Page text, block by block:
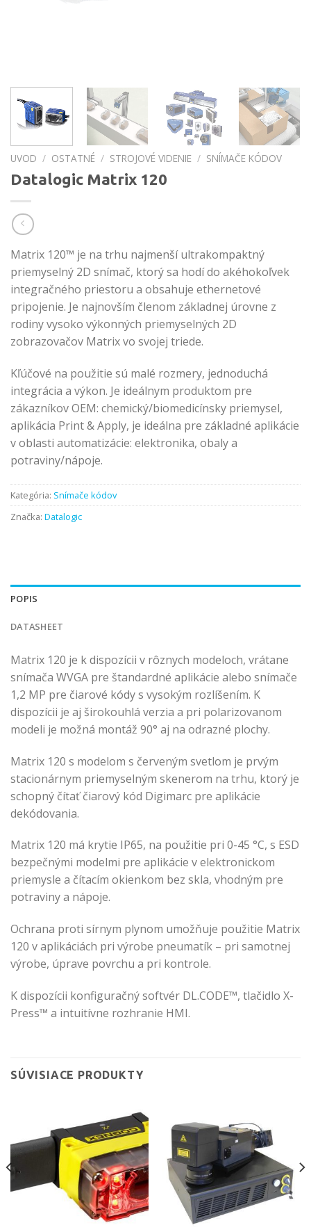
UVOD / OSTATNÉ / STROJOVÉ VIDENIE / SNÍMAČE KÓDOV
Datalogic Matrix 120
Matrix 120™ je na trhu najmenší ultrakompaktný
priemyselný 2D snímač, ktorý sa hodí do akéhokoľvek
integračného priestoru a obsahuje ethernetové
pripojenie. Je najnovším členom základnej úrovne z
rodiny vysoko výkonných priemyselných 2D
zobrazovačov Matrix vo svojej triede.
Kľúčové na použitie sú malé rozmery, jednoduchá
integrácia a výkon. Je ideálnym produktom pre
zákazníkov OEM: chemický/biomedicínsky priemysel,
aplikácia Print & Apply, je ideálna pre základné aplikácie
v oblasti automatizácie: elektronika, obaly a
potraviny/nápoje.
Kategória: Snímače kódov
Značka: Datalogic
POPIS
DATASHEET
Matrix 120 je k dispozícii v rôznych modeloch, vrátane
snímača WVGA pre štandardné aplikácie alebo snímače
1,2 MP pre čiarové kódy s vysokým rozlíšením. K
dispozícii je aj širokouhlá verzia a pri polarizovanom
modeli je možná montáž 90° aj na odrazné plochy.
Matrix 120 s modelom s červeným svetlom je prvým
stacionárnym priemyselným skenerom na trhu, ktorý je
schopný čítať čiarový kód Digimarc pre aplikácie
dekódovania.
Matrix 120 má krytie IP65, na použitie pri 0-45 °C, s ESD
bezpečnými modelmi pre aplikácie v elektronickom
priemysle a čítacím okienkom bez skla, vhodným pre
potraviny a nápoje.
Ochrana proti sírnym plynom umožňuje použitie Matrix
120 v aplikáciách pri výrobe pneumatík – pri samotnej
výrobe, úprave povrchu a pri kontrole.
K dispozícii konfiguračný softvér DL.CODE™, tlačidlo X-
Press™ a intuitívne rozhranie HMI.
SÚVISIACE PRODUKTY